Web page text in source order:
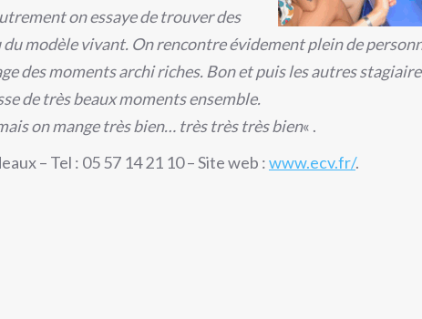
on essaye de trouver des
modèle vivant. On rencontre évidement plein de
des moments archi riches. Bon etpuis les autres
de très beaux moments ensemble.
on mange très bien… très très très bien« .
– Tel : 05 57 14 21 10 – Site web :www.ecv.fr/.